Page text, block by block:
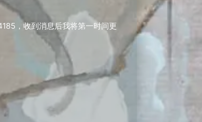
，收到消息后我将第一时间更